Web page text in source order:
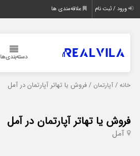
ورود / ثبت نام علاقه‌مندی ها
دسته‌بندی‌ها
خانه /آپارتمان / فروش یا تهاتر آپارتمان در آمل
فروش یا تهاتر آپارتمان در آمل
آمل